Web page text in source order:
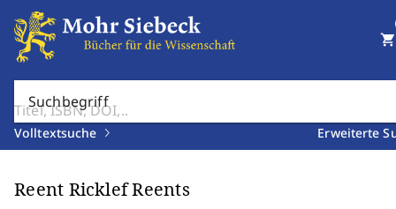
Suchbegriff
Volltextsuche Erweiterte
shopping_cart
Reent Ricklef Reents